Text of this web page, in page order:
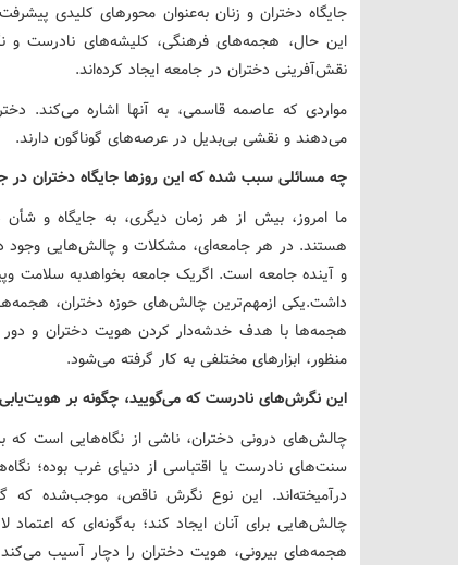
جایگاه دختران و زنان به‌عنوان محورهای کلیدی
این حال، هجمه‌های فرهنگی، کلیشه‌های نادرست
نقش‌آفرینی دختران در جامعه ایجاد کرده‌اند.
مواردی که عاصمه قاسمی، به آنها اشاره می‌کند.
می‌دهند و نقشی بی‌بدیل در عرصه‌های گوناگون دارند.
چه مسائلی سبب شده که این روزها جایگاه دختران در
ما امروز، بیش از هر زمان دیگری، به جایگاه و ‌شأن
هستند. در هر جامعه‌ای، مشکلات و چالش‌هایی وجود
و آینده جامعه است. اگریک جامعه بخواهدبه سلامت
داشت.یکی ازمهم‌ترین چالش‌های حوزه دختران،
هجمه‌ها با هدف خدشه‌دار کردن هویت دختران و دور
منظور، ابزارهای مختلفی به کار گرفته می‌شود.
این نگرش‌های نادرست که می‌گویید، چگونه بر هویت‌یابی
چالش‌های درونی دختران، ناشی از نگاه‌هایی است که
سنت‌های نادرست یا اقتباسی از دنیای غرب بوده؛
درآمیخته‌اند. این نوع نگرش ناقص، موجب‌شده که
چالش‌هایی برای آنان ایجاد کند؛ به‌گونه‌ای که
هجمه‌های بیرونی، هویت دختران را دچار آسیب